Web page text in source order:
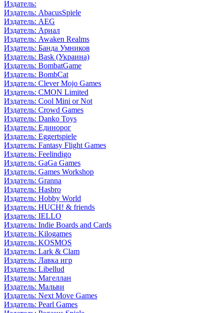
Издатель:
Издатель: AbacusSpiele
Издатель: AEG
Издатель: Ариал
Издатель: Awaken Realms
Издатель: Банда Умников
Издатель: Bask (Украина)
Издатель: BombatGame
Издатель: BombCat
Издатель: Clever Mojo Games
Издатель: CMON Limited
Издатель: Cool Mini or Not
Издатель: Crowd Games
Издатель: Danko Toys
Издатель: Единорог
Издатель: Eggertspiele
Издатель: Fantasy Flight Games
Издатель: Feelindigo
Издатель: GaGa Games
Издатель: Games Workshop
Издатель: Granna
Издатель: Hasbro
Издатель: Hobby World
Издатель: HUCH! & friends
Издатель: IELLO
Издатель: Indie Boards and Cards
Издатель: Kilogames
Издатель: KOSMOS
Издатель: Lark & Clam
Издатель: Лавка игр
Издатель: Libellud
Издатель: Магеллан
Издатель: Мальви
Издатель: Next Move Games
Издатель: Pearl Games